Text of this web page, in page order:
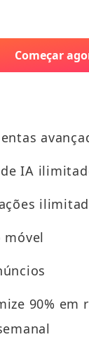
Começar
IA
móvel
90% em